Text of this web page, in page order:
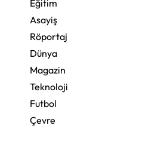
Eğitim
Asayiş
Röportaj
Dünya
Magazin
Teknoloji
Futbol
Çevre